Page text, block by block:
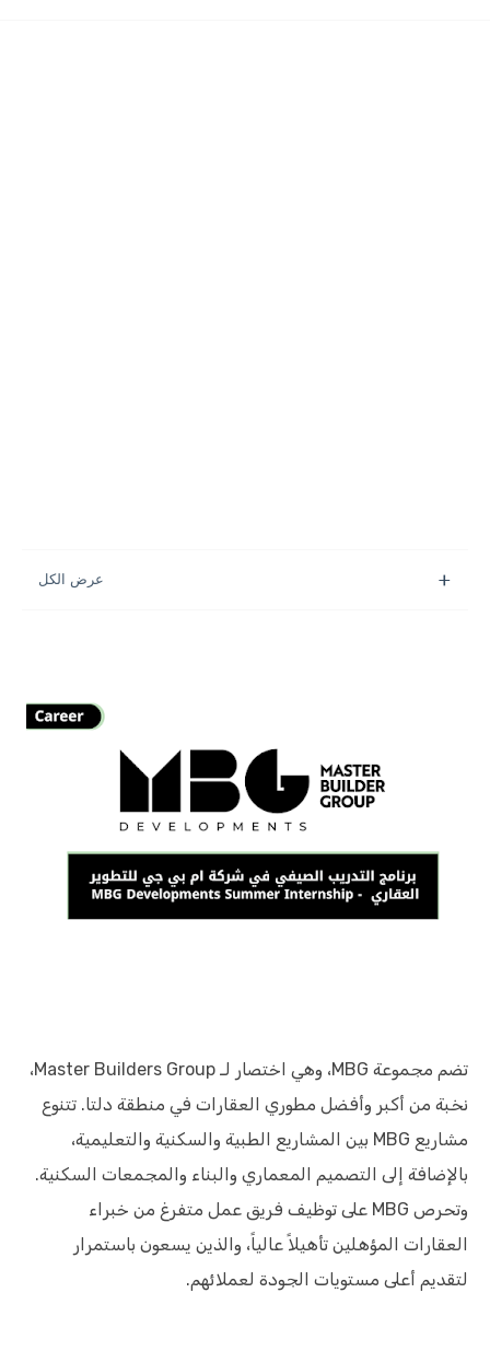
تضم مجموعة MBG، وهي اختصار لـ Master Builders Group،
نخبة من أكبر وأفضل مطوري العقارات في منطقة دلتا. تتنوع
مشاريع MBG بين المشاريع الطبية والسكنية والتعليمية،
بالإضافة إلى التصميم المعماري والبناء والمجمعات السكنية.
وتحرص MBG على توظيف فريق عمل متفرغ من خبراء
العقارات المؤهلين تأهيلاً عالياً، والذين يسعون باستمرار
لتقديم أعلى مستويات الجودة لعملائهم.